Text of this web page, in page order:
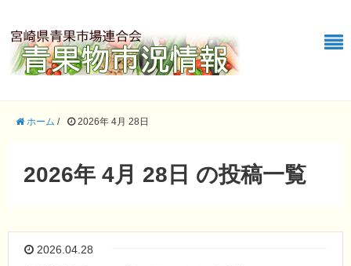
ホーム / 2026年 4月 28日
2026年 4月 28日 の投稿一覧
2026.04.28